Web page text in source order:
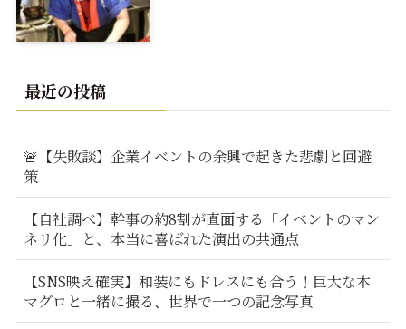
最近の投稿
🚨【失敗談】企業イベントの余興で起きた悲劇と回避
策
【自社調べ】幹事の約8割が直面する「イベントのマン
ネリ化」と、本当に喜ばれた演出の共通点
【SNS映え確実】和装にもドレスにも合う！巨大な本
マグロと一緒に撮る、世界で一つの記念写真